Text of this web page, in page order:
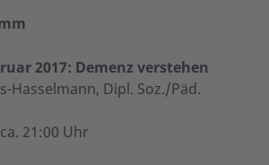
2017: Demenz verstehen
Hasselmann, Dipl. Soz./Päd.
21:00 Uhr